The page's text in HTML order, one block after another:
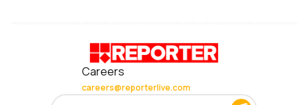
Careers
careers@reporterlive.com